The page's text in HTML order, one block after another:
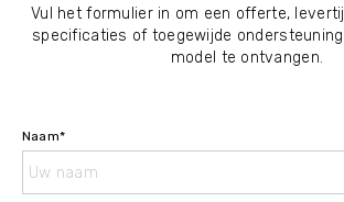
Vul het formulier in om een offerte,
specificaties of toegewijde
model te ontvangen.
Naam*